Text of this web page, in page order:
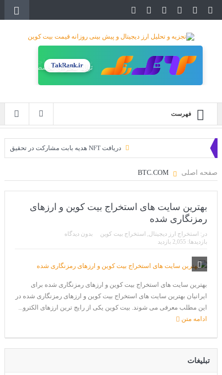
تولید محتوای تخصصی
TakRank.ir
فهرست
دریافت NFT هدیه بابت مشارکت در تحقیق
سه ایردراپ عالی برای این ماه
ایردراپ رمزارز Morpher (MPH)
صفحه اصلی
بهترین سایت های استخراج بیت کوین و ارزهای
رمزنگاری شده
در: استخراج ارز دیجیتال, استخراج بیت کوین
بدون دیدگاه
بازدیدها: 2,055 بازدید
بهترین سایت های استخراج بیت کوین و ارزهای رمزنگاری شده برای
ایرانیان بهترین سایت های استخراج بیت کوین و ارزهای رمزنگاری شده در
این مطلب معرفی می شوند. بیت کوین یکی از رایج ترین ارزهای الکترو...
ادامه متن
تبلیغات